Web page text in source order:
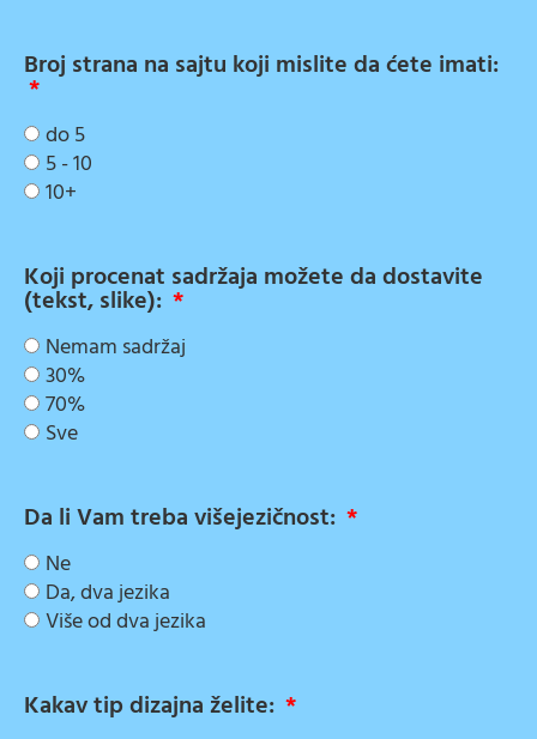
Broj strana na sajtu koji mislite da ćete imati:
do 5
5 - 10
10+
Koji procenat sadržaja možete da dostavite
(tekst, slike):
Nemam sadržaj
30%
70%
Sve
Da li Vam treba višejezičnost:
Ne
Da, dva jezika
Više od dva jezika
Kakav tip dizajna želite: